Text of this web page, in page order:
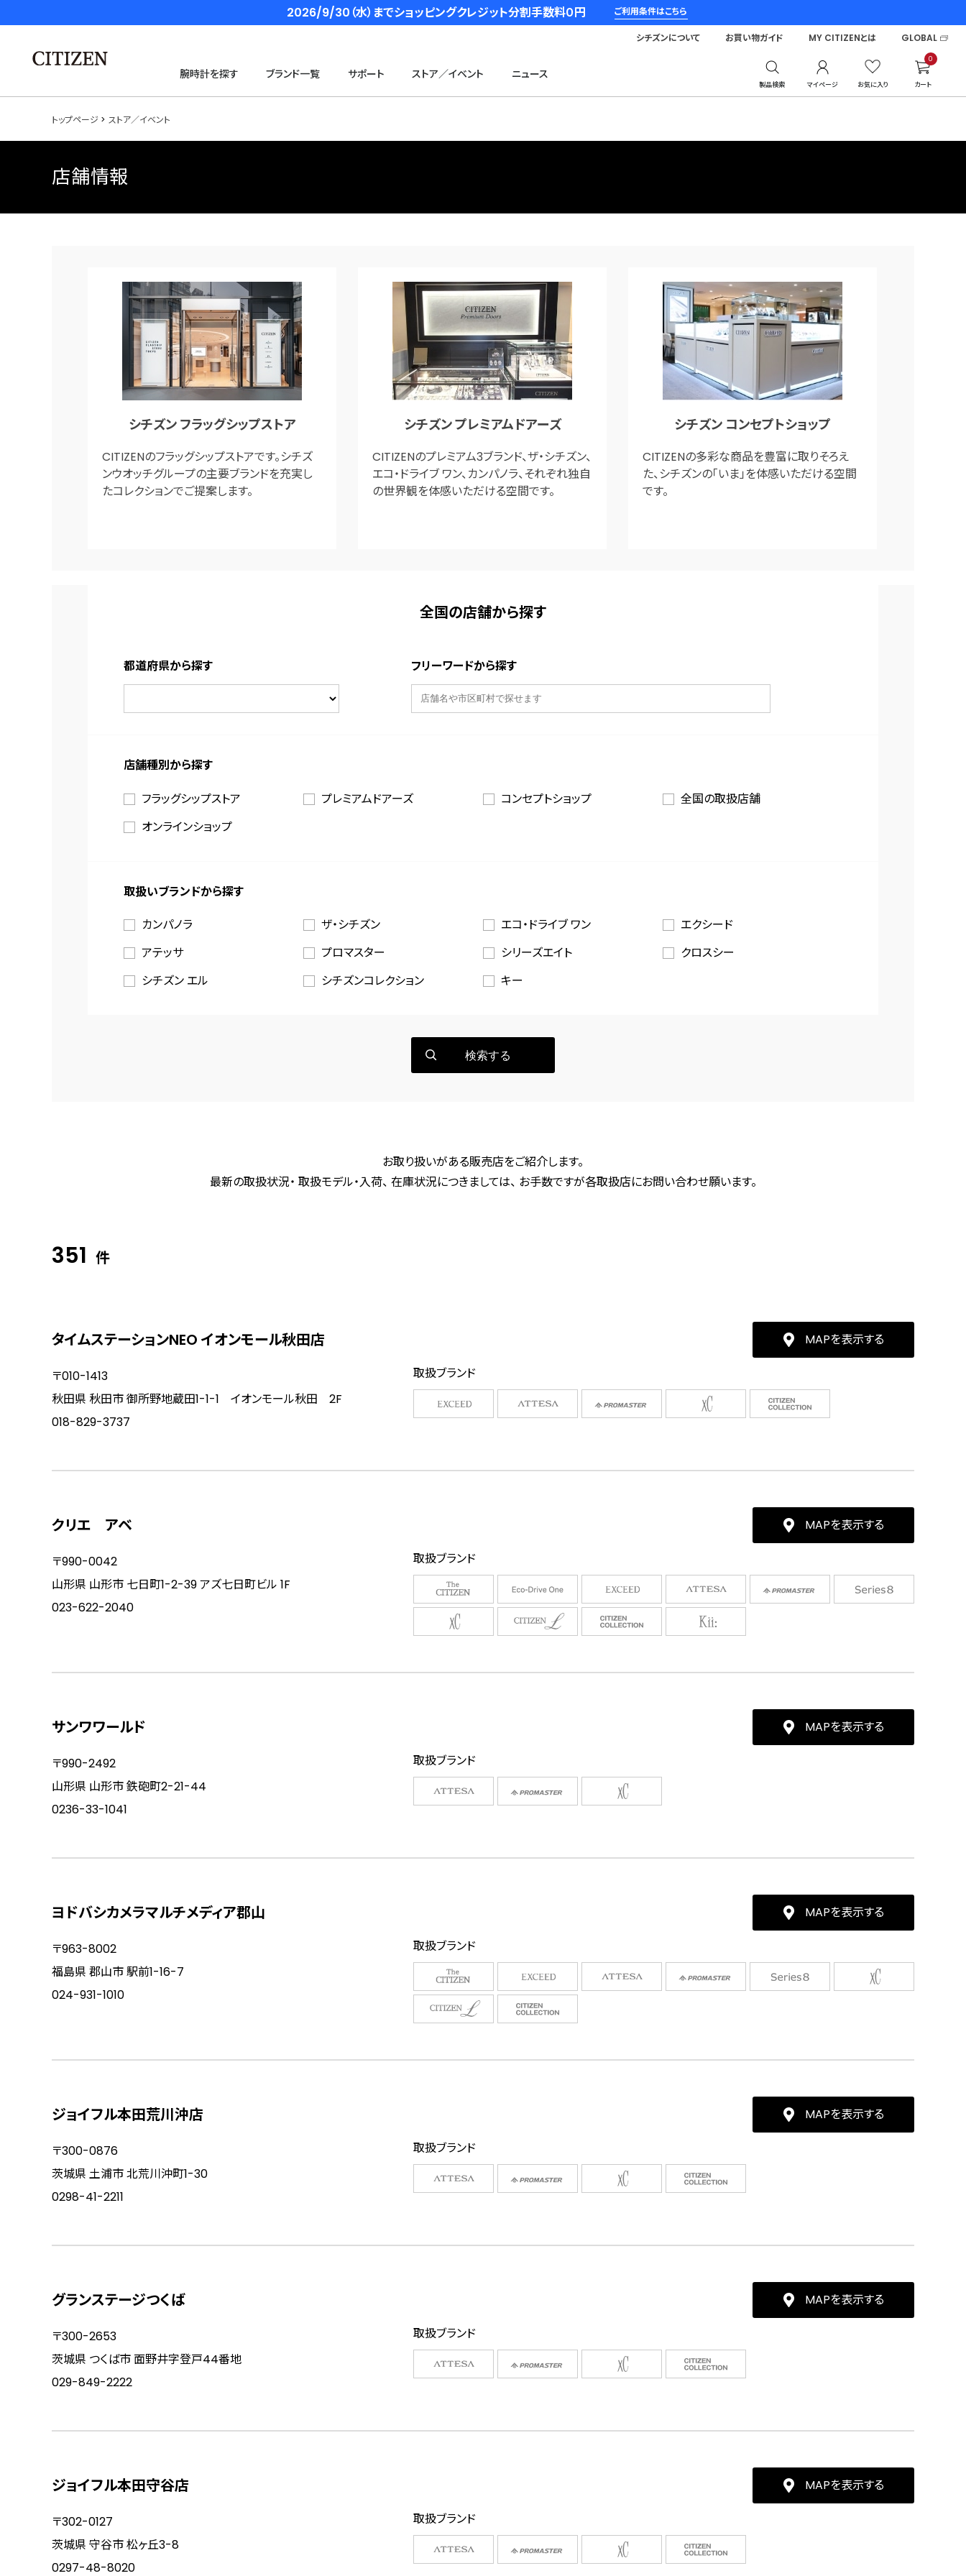
2026/9/30（水）までショッピングクレジット分割手数料０円 ご利用条件はこちら
腕時計を探す ブランド一覧 サポート ストア／イベント ニュース
製品検索 マイページ お気に入り
0
カート
シチズンについて お買い物ガイド MY CITIZENとは GLOBAL
トップページ ストア／イベント
店舗情報
シチズン フラッグシップストア
CITIZENのフラッグシップストアです。シチズ
ンウオッチグループの主要ブランドを充実し
たコレクションでご提案します。
シチズン プレミアムドアーズ
CITIZENのプレミアム3ブランド、ザ・シチズン、
エコ・ドライブ ワン、カンパノラ、それぞれ独自
の世界観を体感いただける空間です。
シチズン コンセプトショップ
CITIZENの多彩な商品を豊富に取りそろえ
た、シチズンの「いま」を体感いただける空間
です。
全国の店舗から探す
都道府県から探す フリーワードから探す
店舗種別から探す
フラッグシップストア プレミアムドアーズ コンセプトショップ
全国の取扱店舗
オンラインショップ
取扱いブランドから探す
カンパノラ ザ・シチズン エコ・ドライブ ワン
エクシード
アテッサ
プロマスター シリーズエイト
クロスシー
シチズン エル
シチズンコレクション キー
検索する
お取り扱いがある販売店をご紹介します。
最新の取扱状況・ 取扱モデル・入荷、 在庫状況につきましては、 お手数ですが各取扱店にお問い合わせ願います。
351 件
タイムステーションNEO イオンモール秋田店 MAPを表示する
〒010-1413
秋田県 秋田市 御所野地蔵田1-1-1 イオンモール秋田 2F
018-829-3737
取扱ブランド
クリエ アベ MAPを表示する
〒990-0042
山形県 山形市 七日町1-2-39 アズ七日町ビル 1F
023-622-2040
取扱ブランド
サンワワールド MAPを表示する
〒990-2492
山形県 山形市 鉄砲町2-21-44
0236-33-1041
取扱ブランド
ヨドバシカメラマルチメディア郡山 MAPを表示する
〒963-8002
福島県 郡山市 駅前1-16-7
024-931-1010
取扱ブランド
ジョイフル本田荒川沖店 MAPを表示する
〒300-0876
茨城県 土浦市 北荒川沖町1-30
0298-41-2211
取扱ブランド
グランステージつくば MAPを表示する
〒300-2653
茨城県 つくば市 面野井字登戸44番地
029-849-2222
取扱ブランド
ジョイフル本田守谷店 MAPを表示する
〒302-0127
茨城県 守谷市 松ヶ丘3-8
0297-48-8020
取扱ブランド